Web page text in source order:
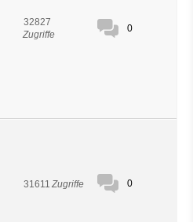
32827
Zugriffe
0
31611Zugriffe 0